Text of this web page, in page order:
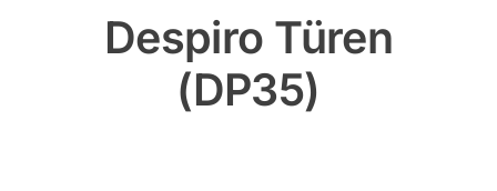
Anfrage
Despiro Türen
(DP35)